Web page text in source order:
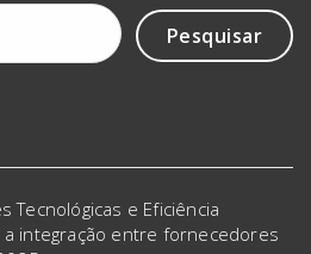
Tecnológicas e Eficiência
integração entre fornecedores